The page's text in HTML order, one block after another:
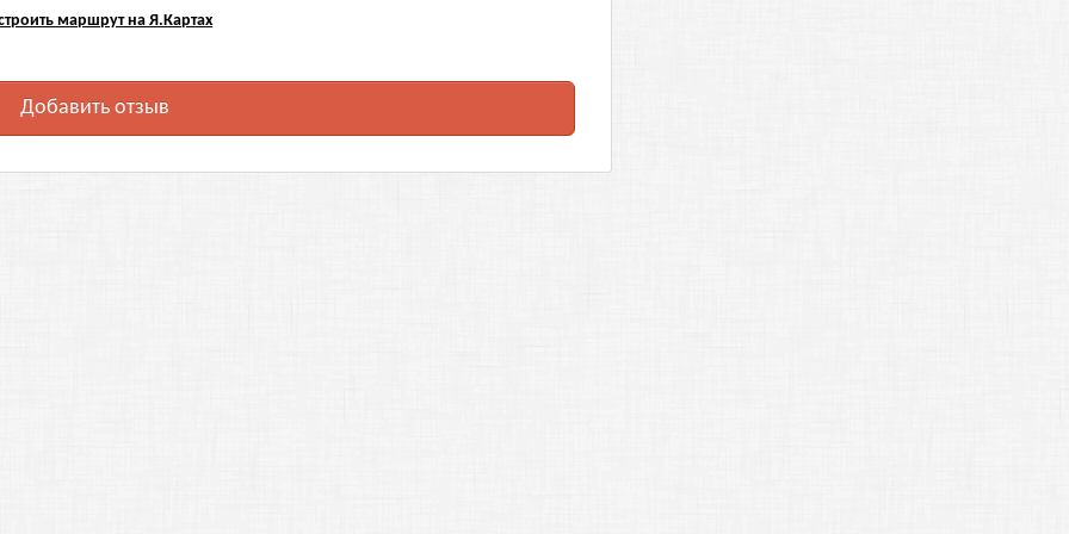
маршрут на Я.Картах
Добавить отзыв